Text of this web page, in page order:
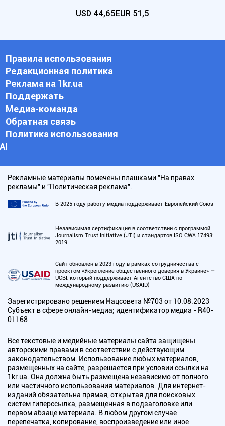
USD 44,65EUR 51,5
Правила использования
Редакционная политика
Реклама на 1kr.ua
Поддержать
Медиа-команда
Обратная связь
Политика использования
АI
Рекламные материалы помечены плашками "На правах
рекламы" и "Политическая реклама".
В 2025 году работу медиа поддерживает Европейский Союз
Независимая сертификация в соответствии с программой
Journalism Trust Initiative (JTI) и стандартов ISO CWA 17493:
2019
Сайт обновлен в 2023 году в рамках сотрудничества с
проектом «Укрепление общественного доверия в Украине» —
UCBI, который поддерживает Агентство США по
международному развитию (USAID)
Зарегистрировано решением Нацсовета №703 от 10.08.2023
Субъект в сфере онлайн-медиа; идентификатор медиа - R40-
01168
Все текстовые и медийные материалы сайта защищены
авторскими правами в соответствии с действующим
законодательством. Использование любых материалов,
размещенных на сайте, разрешается при условии ссылки на
1kr.ua. Она должна быть размещена независимо от полного
или частичного использования материалов. Для интернет-
изданий обязательна прямая, открытая для поисковых
систем гиперссылка, размещенная в подзаголовке или
первом абзаце материала. В любом другом случае
перепечатка, копирование, воспроизведение или иное